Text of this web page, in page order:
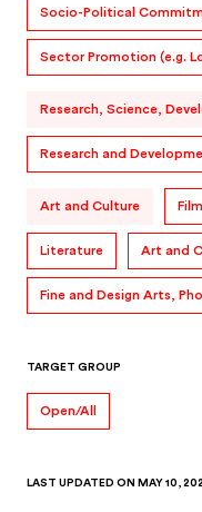
Socio-Political
Sector Promotion (e.g.
Research, Science,
Research and
Art and Culture Film
Literature Art and
Fine and Design Arts,
TARGET GROUP
Open/All
LAST UPDATED ON MAY 10,